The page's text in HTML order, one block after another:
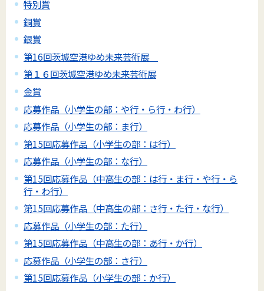
特別賞
銅賞
銀賞
第16回茨城空港ゆめ未来芸術展
第１６回茨城空港ゆめ未来芸術展
金賞
応募作品（小学生の部：や行・ら行・わ行）
応募作品（小学生の部：ま行）
第15回応募作品（小学生の部：は行）
応募作品（小学生の部：な行）
第15回応募作品（中高生の部：は行・ま行・や行・ら
行・わ行）
第15回応募作品（中高生の部：さ行・た行・な行）
応募作品（小学生の部：た行）
第15回応募作品（中高生の部：あ行・か行）
応募作品（小学生の部：さ行）
第15回応募作品（小学生の部：か行）